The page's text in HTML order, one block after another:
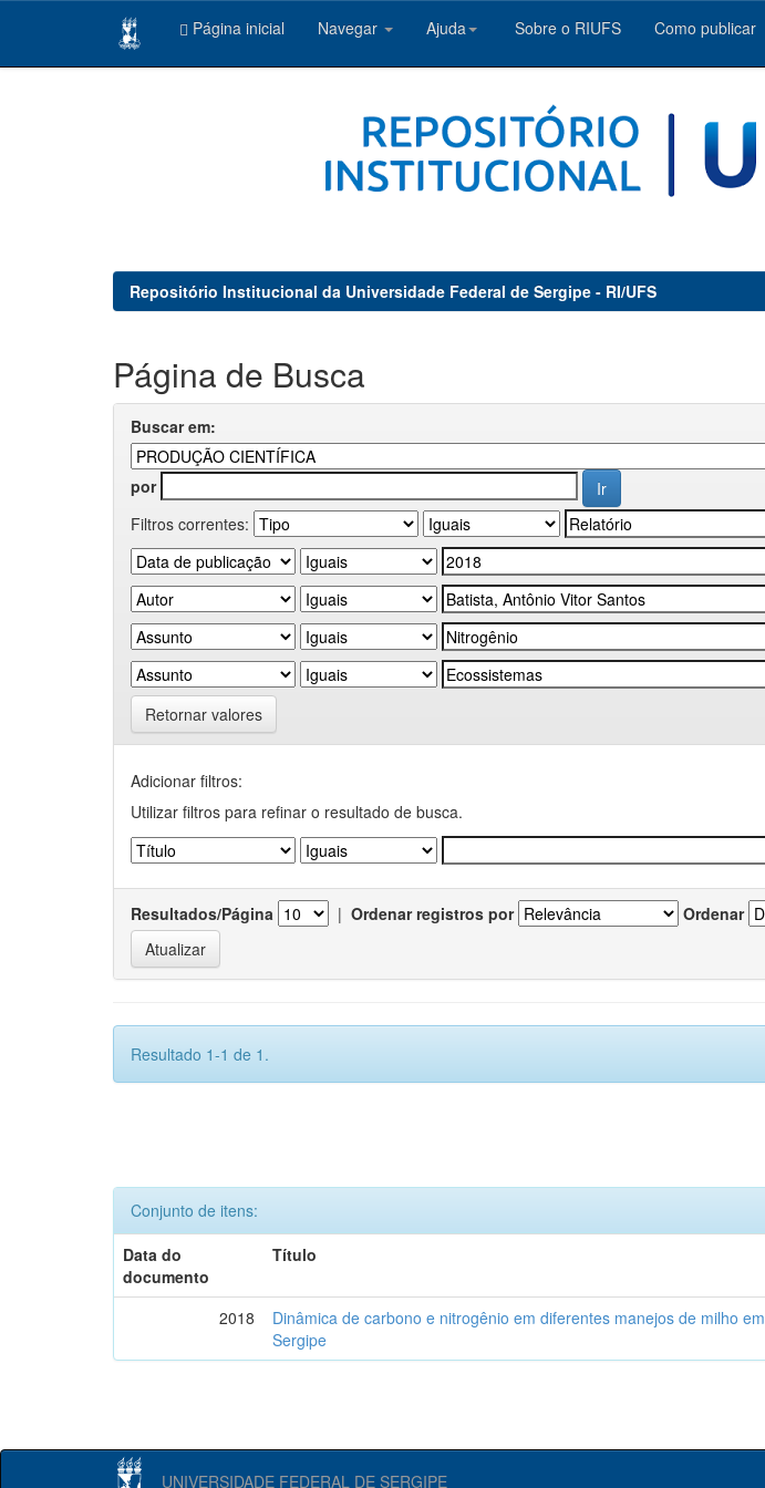
Página inicial Navegar Ajuda Sobre o RIUFS Como publicar
Repositório Institucional da Universidade Federal de Sergipe - RI/UFS
Página de Busca
Buscar em:
por
Filtros correntes:
Retornar valores
Adicionar filtros:
Utilizar filtros para refinar o resultado de busca.
Resultados/Página | Ordenar registros por Ordenar
Resultado 1-1 de 1.
Conjunto de itens:
Data do
documento
Título
2018
Dinâmica de carbono e nitrogênio em diferentes manejos de milho em
Sergipe
UNIVERSIDADE FEDERAL DE SERGIPE